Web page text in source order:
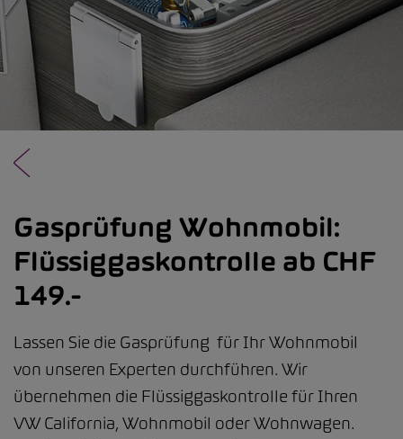
Gasprüfung Wohnmobil:
Flüssiggaskontrolle ab CHF
149.-
Lassen Sie die Gasprüfung für Ihr Wohnmobil
von unseren Experten durchführen. Wir
übernehmen die Flüssiggaskontrolle für Ihren
VW California, Wohnmobil oder Wohnwagen.